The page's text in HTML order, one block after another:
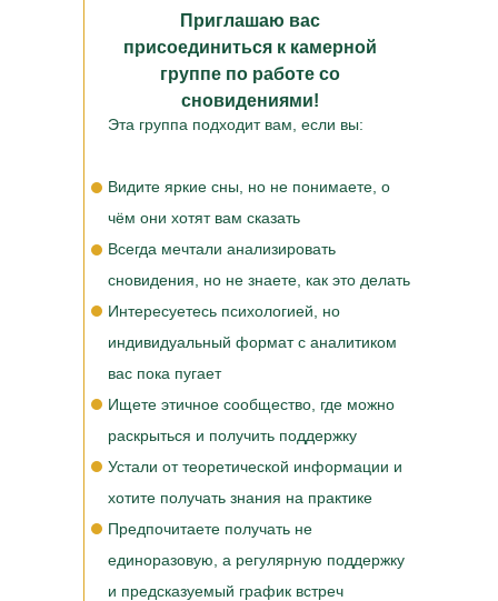
Приглашаю вас
присоединиться к камерной
группе по работе со
сновидениями!
Эта группа подходит вам, если вы:
Видите яркие сны, но не понимаете, о
чём они хотят вам сказать
Всегда мечтали анализировать
сновидения, но не знаете, как это делать
Интересуетесь психологией, но
индивидуальный формат с аналитиком
вас пока пугает
Ищете этичное сообщество, где можно
раскрыться и получить поддержку
Устали от теоретической информации и
хотите получать знания на практике
Предпочитаете получать не
единоразовую, а регулярную поддержку
и предсказуемый график встреч